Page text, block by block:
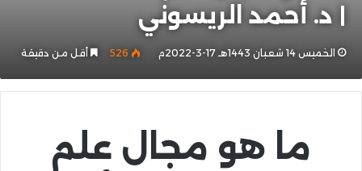
| د. أحمد الريسوني
الخميس 14 شعبان 1443هـ 17-3-2022م 526 أقل من دقيقة
ما هو مجال علم